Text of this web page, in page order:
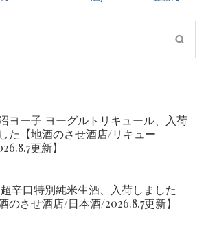
ヨー子 ヨーグルトリキュール、入荷
た【地酒のさせ酒店/リキュー
更新】
辛口特別純米生酒、入荷しました
酒のさせ酒店/日本酒/2026.8.7更新】